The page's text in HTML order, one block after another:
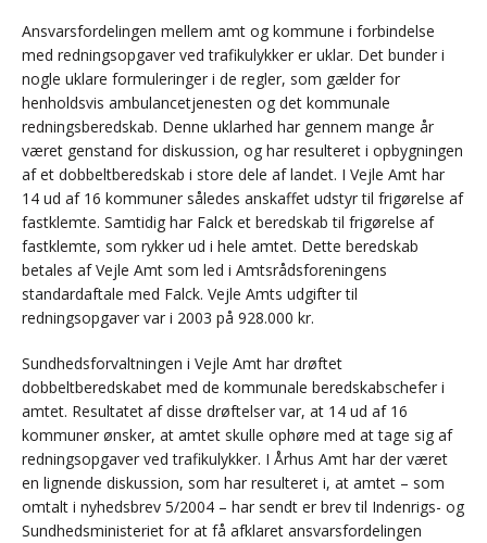
Ansvarsfordelingen mellem amt og kommune i forbindelse
med redningsopgaver ved trafikulykker er uklar. Det bunder i
nogle uklare formuleringer i de regler, som gælder for
henholdsvis ambulancetjenesten og det kommunale
redningsberedskab. Denne uklarhed har gennem mange år
været genstand for diskussion, og har resulteret i opbygningen
af et dobbeltberedskab i store dele af landet. I Vejle Amt har
14 ud af 16 kommuner således anskaffet udstyr til frigørelse af
fastklemte. Samtidig har Falck et beredskab til frigørelse af
fastklemte, som rykker ud i hele amtet. Dette beredskab
betales af Vejle Amt som led i Amtsrådsforeningens
standardaftale med Falck. Vejle Amts udgifter til
redningsopgaver var i 2003 på 928.000 kr.
Sundhedsforvaltningen i Vejle Amt har drøftet
dobbeltberedskabet med de kommunale beredskabschefer i
amtet. Resultatet af disse drøftelser var, at 14 ud af 16
kommuner ønsker, at amtet skulle ophøre med at tage sig af
redningsopgaver ved trafikulykker. I Århus Amt har der været
en lignende diskussion, som har resulteret i, at amtet – som
omtalt i nyhedsbrev 5/2004 – har sendt er brev til Indenrigs- og
Sundhedsministeriet for at få afklaret ansvarsfordelingen